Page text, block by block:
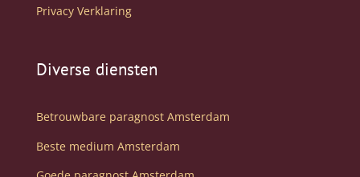
Privacy Verklaring
Diverse diensten
Betrouwbare paragnost Amsterdam
Beste medium Amsterdam